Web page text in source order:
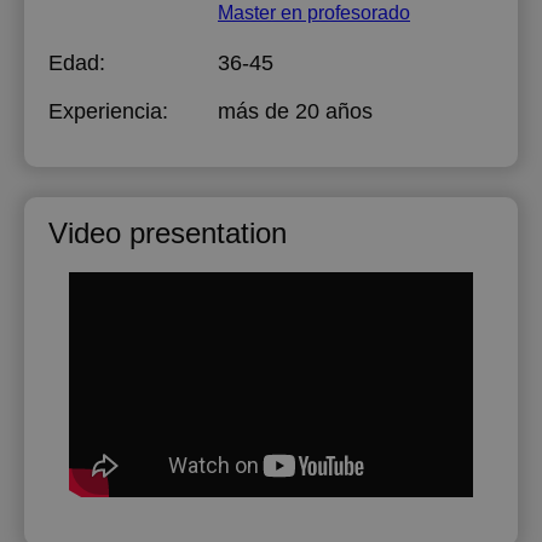
Master en profesorado
Edad:
36-45
Experiencia:
más de 20 años
Video presentation